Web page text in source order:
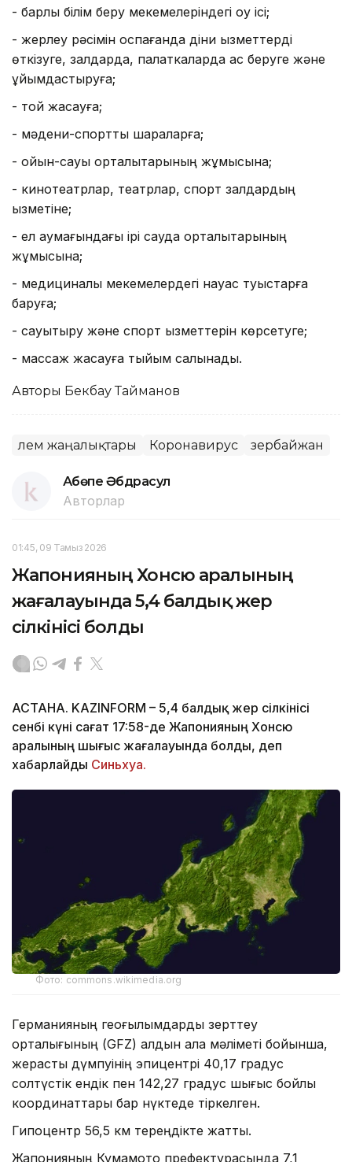
- барлық білім беру мекемелеріндегі оқу ісі;
- жерлеу рәсімін қоспағанда діни қызметтерді
өткізуге, залдарда, палаткаларда ас беруге және
ұйымдастыруға;
- той жасауға;
- мәдени-спорттық шараларға;
- ойын-сауық орталықтарының жұмысына;
- кинотеатрлар, театрлар, спорт залдардың
қызметіне;
- ел аумағындағы ірі сауда орталықтарының
жұмысына;
- медициналық мекемелердегі науқас туыстарға
баруға;
- сауықтыру және спорт қызметтерін көрсетуге;
- массаж жасауға тыйым салынады.
Авторы Бекбау Тайманов
Әлем жаңалықтары Коронавирус Әзербайжан
Ақбөпе Әбдрасул
Авторлар
01:45, 09 Тамыз 2026
Жапонияның Хонсю аралының
жағалауында 5,4 балдық жер
сілкінісі болды
АСТАНА. KAZINFORM – 5,4 балдық жер сілкінісі
сенбі күні сағат 17:58-де Жапонияның Хонсю
аралының шығыс жағалауында болды, деп
хабарлайды Синьхуа.
Фото: commons.wikimedia.org
Германияның геоғылымдарды зерттеу
орталығының (GFZ) алдын ала мәліметі бойынша,
жерасты дүмпуінің эпицентрі 40,17 градус
солтүстік ендік пен 142,27 градус шығыс бойлық
координаттары бар нүктеде тіркелген.
Гипоцентр 56,5 км тереңдікте жатты.
Жапонияның Кумамото префектурасында 7,1